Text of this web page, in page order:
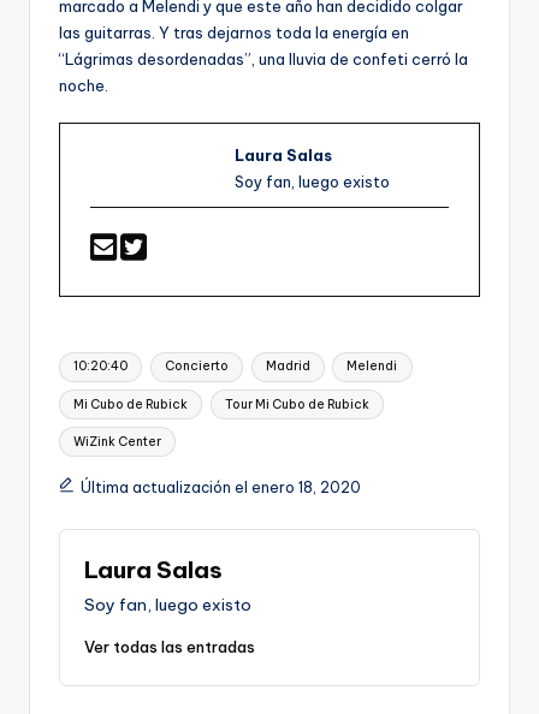
marcado a Melendi y que este año han decidido colgar
las guitarras. Y tras dejarnos toda la energía en
“Lágrimas desordenadas”, una lluvia de confeti cerró la
noche.
Laura Salas
Soy fan, luego existo
Etiquetas:
10:20:40 Concierto Madrid Melendi
Mi Cubo de Rubick Tour Mi Cubo de Rubick
WiZink Center
Última actualización el enero 18, 2020
Laura Salas
Soy fan, luego existo
Ver todas las entradas